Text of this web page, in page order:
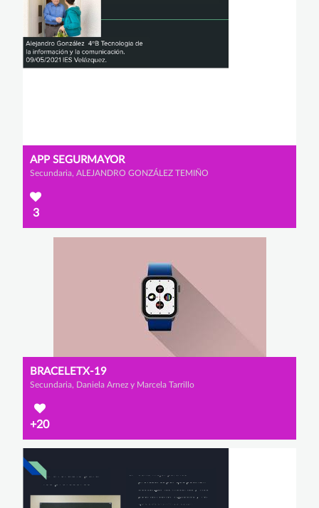
APP SEGURMAYOR
Secundaria, ALEJANDRO GONZÁLEZ TEMIÑO
3
BRACELETX-19
Secundaria, Daniela Arnez y Marcela Tarrillo
+20